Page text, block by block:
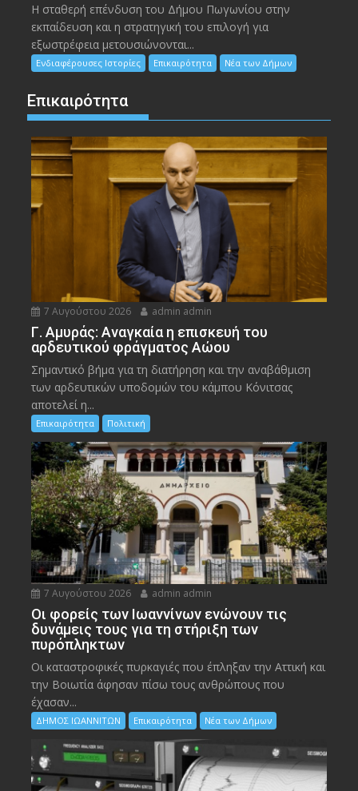
Η σταθερή επένδυση του Δήμου Πωγωνίου στην
εκπαίδευση και η στρατηγική του επιλογή για
εξωστρέφεια μετουσιώνονται...
Ενδιαφέρουσες Ιστορίες Επικαιρότητα Νέα των Δήμων
Επικαιρότητα
7 Αυγούστου 2026 admin admin
Γ. Αμυράς: Αναγκαία η επισκευή του
αρδευτικού φράγματος Αώου
Σημαντικό βήμα για τη διατήρηση και την αναβάθμιση
των αρδευτικών υποδομών του κάμπου Κόνιτσας
αποτελεί η...
Επικαιρότητα Πολιτική
7 Αυγούστου 2026 admin admin
Οι φορείς των Ιωαννίνων ενώνουν τις
δυνάμεις τους για τη στήριξη των
πυρόπληκτων
Οι καταστροφικές πυρκαγιές που έπληξαν την Αττική και
την Bοιωτία άφησαν πίσω τους ανθρώπους που
έχασαν...
ΔΗΜΟΣ ΙΩΑΝΝΙΤΩΝ Επικαιρότητα Νέα των Δήμων